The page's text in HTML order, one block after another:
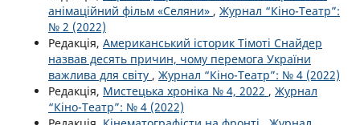
анімаційний фільм «Селяни» , Журнал “Кіно-Театр”:
№ 2 (2022)
Редакція, Американський історик Тімоті Снайдер
назвав десять причин, чому перемога України
важлива для світу , Журнал “Кіно-Театр”: № 4 (2022)
Редакція, Мистецька хроніка № 4, 2022 , Журнал
“Кіно-Театр”: № 4 (2022)